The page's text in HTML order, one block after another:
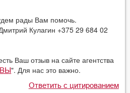
рады Вам помочь.
Кулагин +375 29 684 02
Ваш отзыв на сайте агентства
". Для нас это важно.
Ответить с цитированием